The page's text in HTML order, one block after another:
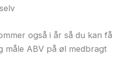
også i år så du kan få
måle ABV på øl medbragt